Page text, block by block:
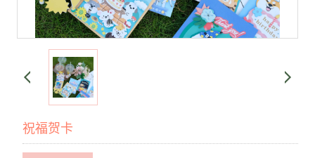
祝福贺卡